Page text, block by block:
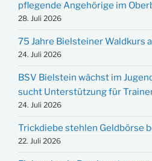
pflegende Angehörige im
28. Juli 2026
75 Jahre Bielsteiner Waldkurs
24. Juli 2026
BSV Bielstein wächst im
sucht Unterstützung für
24. Juli 2026
Trickdiebe stehlen Geldbörse
22. Juli 2026